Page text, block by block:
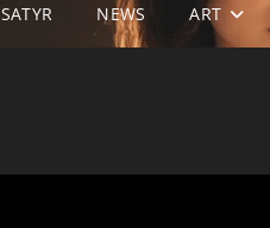
SATYR NEWS ART